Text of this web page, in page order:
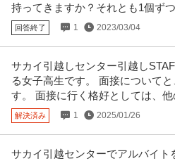
持ってきますか？それとも1個ず
回答終了 1 2023/03/04
サカイ引越しセンター引越し
る女子高生です。 面接について
す。 面接に行く格好としては、他
解決済み 1 2025/01/26
サカイ引越センターでアルバイト